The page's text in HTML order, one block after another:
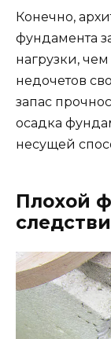
Конечно,
фундамента
нагрузки,
недочетов
запас
осадка
несущей
Плохой